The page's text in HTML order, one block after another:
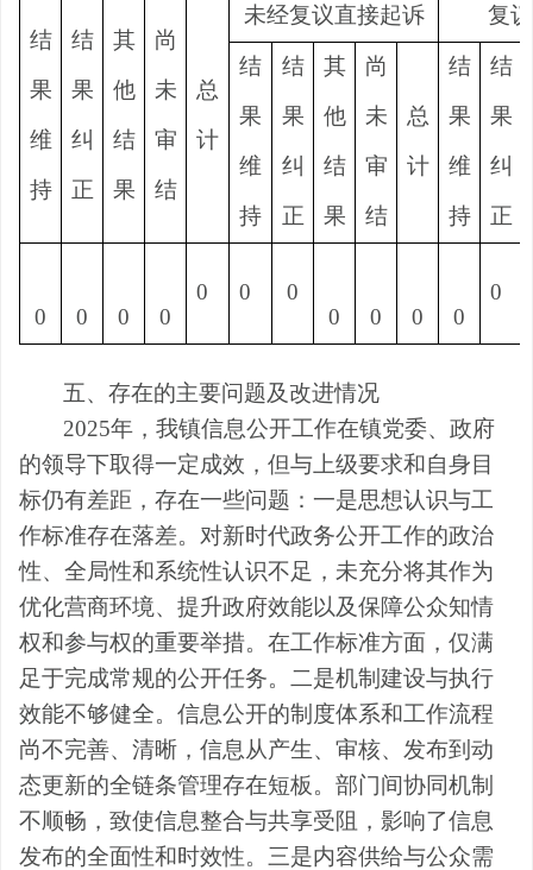
结
果
维
持
结
果
纠
正
其
他
结
果
尚
未
审
结
总
计
未经复议直接起诉 复
结
果
维
持
结
果
纠
正
其
他
结
果
尚
未
审
结
总
计
结
果
维
持
结
果
纠
正
0 0 0 0
0 0
0
0
0 0 0
0
五、存在的主要问题及改进情况
2025年，我镇信息公开工作在镇党委、政府
的领导下取得一定成效，但与上级要求和自身目
标仍有差距，存在一些问题：一是思想认识与工
作标准存在落差。对新时代政务公开工作的政治
性、全局性和系统性认识不足，未充分将其作为
优化营商环境、提升政府效能以及保障公众知情
权和参与权的重要举措。在工作标准方面，仅满
足于完成常规的公开任务。二是机制建设与执行
效能不够健全。信息公开的制度体系和工作流程
尚不完善、清晰，信息从产生、审核、发布到动
态更新的全链条管理存在短板。部门间协同机制
不顺畅，致使信息整合与共享受阻，影响了信息
发布的全面性和时效性。三是内容供给与公众需